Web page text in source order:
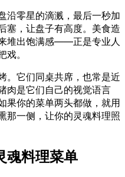
沿零星的滴溅，最后一秒加
塞，让盘子有高度。美食造
堆出饱满感——正是专业人
。
。它们同桌共席，也常是近
肉是它们自己的视觉语言
你的菜单两头都做，就用
那一侧，让你的灵魂料理照
魂料理菜单